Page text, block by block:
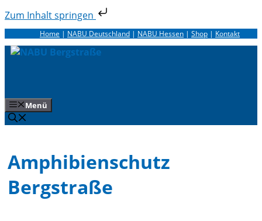
Zum Inhalt springen
Zum
Inhalt
springen
Home | NABU Deutschland | NABU Hessen | Shop | Kontakt
Menü
Amphibienschutz
Bergstraße